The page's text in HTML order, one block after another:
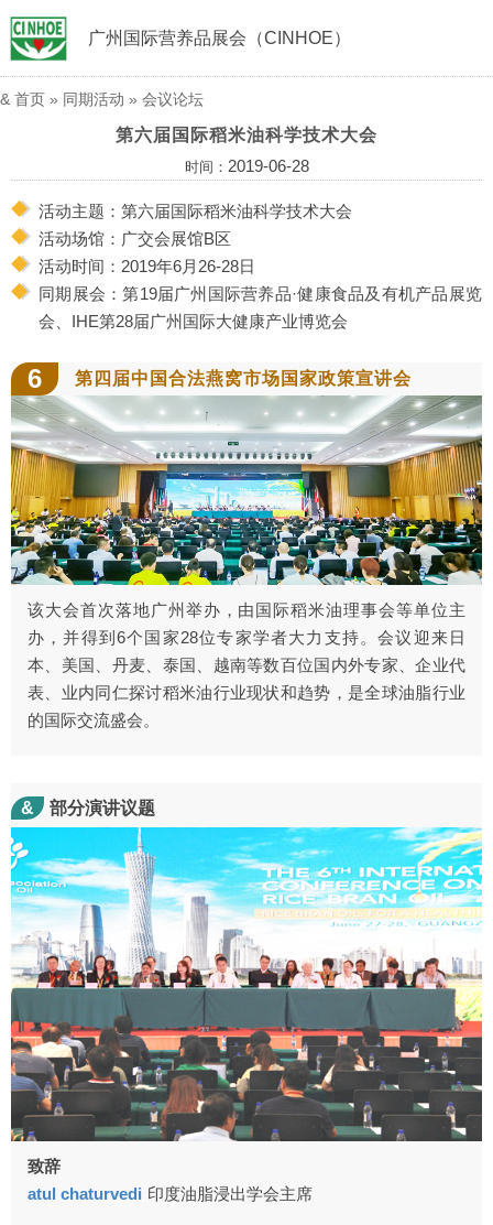
广州国际营养品展会（CINHOE）
& 首页 » 同期活动 » 会议论坛
第六届国际稻米油科学技术大会
时间： 2019-06-28
活动主题：第六届国际稻米油科学技术大会
活动场馆：广交会展馆B区
活动时间：2019年6月26-28日
同期展会：第19届广州国际营养品·健康食品及有机产品展览
会、IHE第28届广州国际大健康产业博览会
6 第四届中国合法燕窝市场国家政策宣讲会
该大会首次落地广州举办，由国际稻米油理事会等单位主
办，并得到6个国家28位专家学者大力支持。会议迎来日
本、美国、丹麦、泰国、越南等数百位国内外专家、企业代
表、业内同仁探讨稻米油行业现状和趋势，是全球油脂行业
的国际交流盛会。
& 部分演讲议题
致辞
atul chaturvedi 印度油脂浸出学会主席